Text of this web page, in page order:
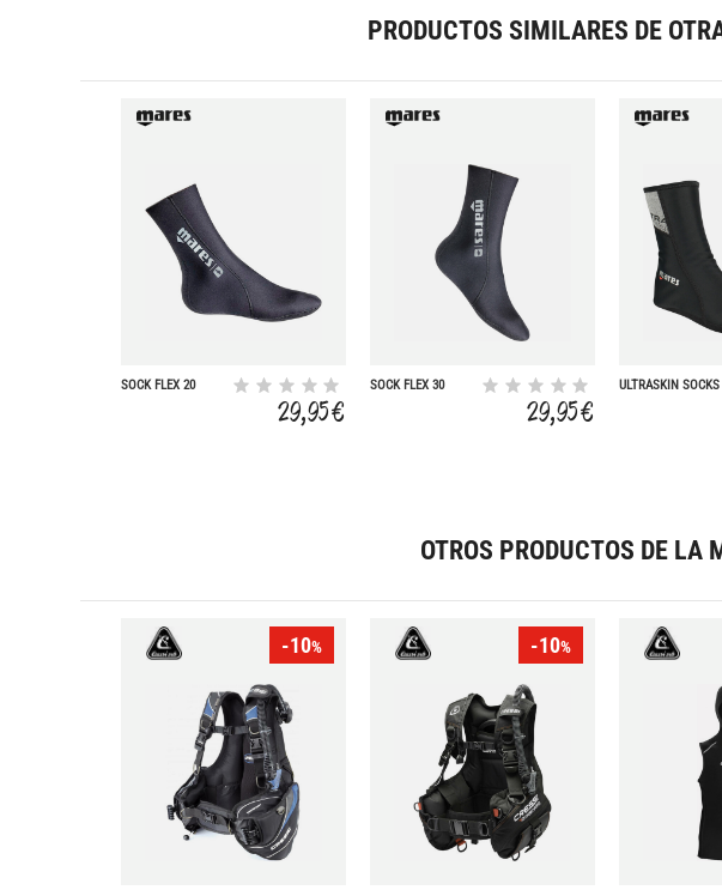
PRODUCTOS SIMILARES DE
SOCK FLEX 20
29,95 €
SOCK FLEX 30
29,95 €
ULTRASKIN SOCKS
OTROS PRODUCTOS DE LA
-10% -10%